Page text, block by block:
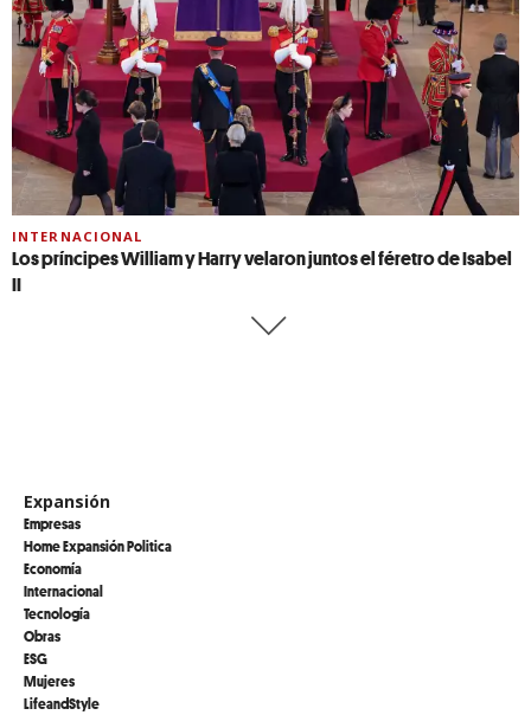
INTERNACIONAL
Los príncipes William y Harry velaron juntos el féretro de Isabel
II
Expansión
Empresas
Home Expansión Politica
Economía
Internacional
Tecnología
Obras
ESG
Mujeres
LifeandStyle